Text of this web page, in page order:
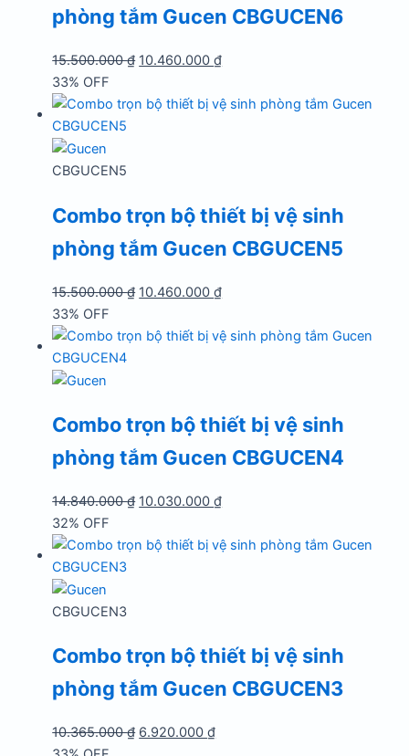
phòng tắm Gucen CBGUCEN6
15.500.000₫ Giá
là:
10.460.000₫Giá
tại
33% OFF
CBGUCEN5
Combo trọn bộ thiết bị vệ sinh
phòng tắm Gucen CBGUCEN5
15.500.000₫ Giá
là:
10.460.000₫Giá
tại
33% OFF
Combo trọn bộ thiết bị vệ sinh
phòng tắm Gucen CBGUCEN4
14.840.000₫ Giá
là:
10.030.000₫Giá
tại
32% OFF
CBGUCEN3
Combo trọn bộ thiết bị vệ sinh
phòng tắm Gucen CBGUCEN3
10.365.000₫ Giá
6.920.000₫Giá